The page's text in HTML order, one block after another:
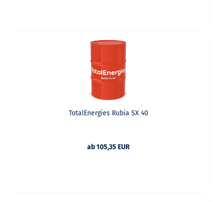
TotalEnergies Rubia SX 40
ab 105,35 EUR